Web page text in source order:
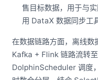
售目标数据，用于与
用 DataX 数据同步工
在数据链路方面，离线
Kafka + Flink 链路流转
DolphinScheduler 调度